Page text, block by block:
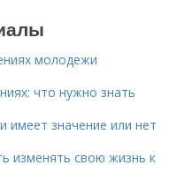
молодежи
что нужно знать
имеет значение или нет
изменять свою жизнь к